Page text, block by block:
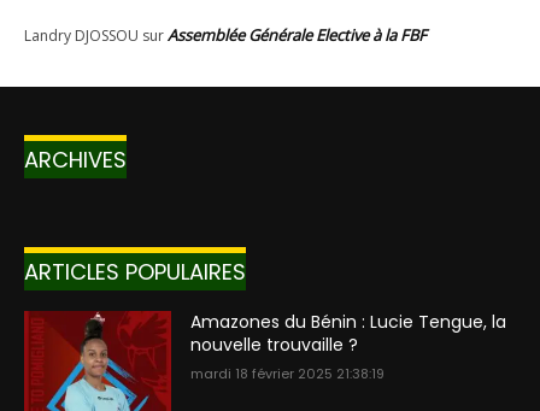
ARCHIVES
ARTICLES POPULAIRES
Amazones du Bénin : Lucie Tengue, la
nouvelle trouvaille ?
mardi 18 février 2025 21:38:19